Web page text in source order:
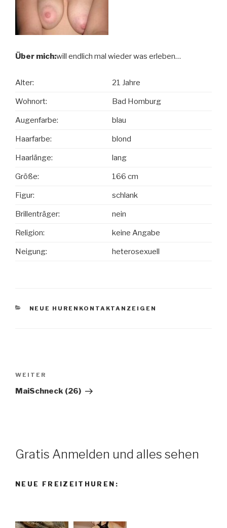
Über mich:will endlich mal wieder was erleben…
Alter: 21 Jahre
Wohnort: Bad Homburg
Augenfarbe: blau
Haarfarbe: blond
Haarlänge: lang
Größe: 166 cm
Figur: schlank
Brillenträger: nein
Religion: keine Angabe
Neigung: heterosexuell
KATEGORIEN
NEUE HURENKONTAKTANZEIGEN
Nächster
Beitrag
WEITER
MaiSchneck (26)
Gratis Anmelden und alles sehen
NEUE FREIZEITHUREN: